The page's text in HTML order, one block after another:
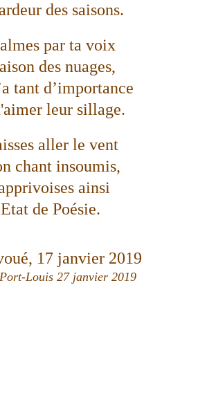
des saisons.
par ta voix
des nuages,
tant d’importance
leur sillage.
aller le vent
chant insoumis,
ainsi
de Poésie.
17 janvier 2019
Louis 27 janvier 2019